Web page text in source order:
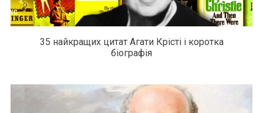
35 найкращих цитат Агати Крісті і коротка
біографія